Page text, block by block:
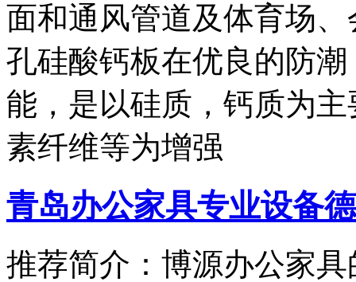
面和通风管道及体育场
孔硅酸钙板在优良的防
能，是以硅质，钙质为
素纤维等为增强
青岛办公家具专业设备
推荐简介：博源办公家